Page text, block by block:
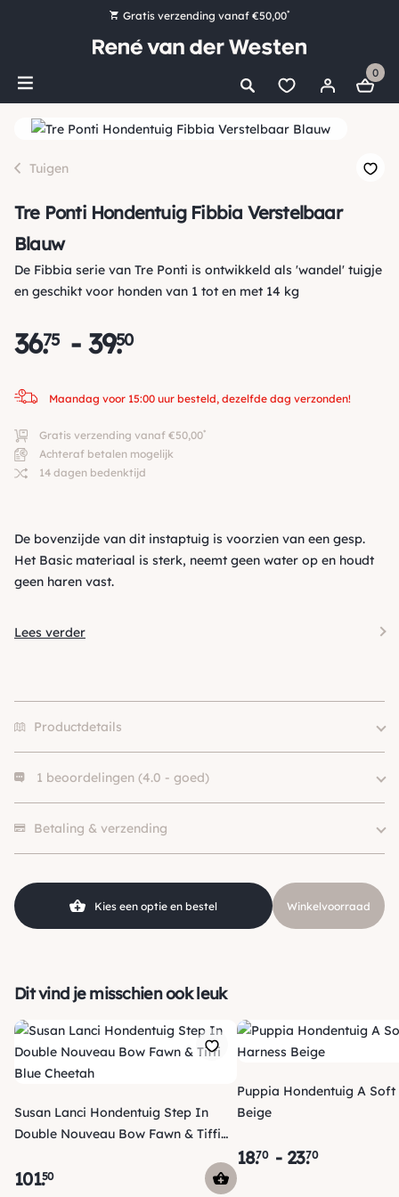
Gratis verzending vanaf €50,00*
Bestel nu, betaal later met Klarna
Ruim 16.000 artikelen op voorraad
0
Tuigen
Tre Ponti Hondentuig Fibbia Verstelbaar
Blauw
De Fibbia serie van Tre Ponti is ontwikkeld als 'wandel' tuigje
en geschikt voor honden van 1 tot en met 14 kg
36.
75 - 39.
50
Maandag voor 15:00 uur besteld, dezelfde dag verzonden!
Gratis verzending vanaf €50,00*
Achteraf betalen mogelijk
14 dagen bedenktijd
De bovenzijde van dit instaptuig is voorzien van een gesp.
Het Basic materiaal is sterk, neemt geen water op en houdt
geen haren vast.
Lees verder
Productdetails
Merk
Tre Ponti
Size
1, 1.5, 2, 2.5, 3, 4, 3.5
Kleur
Hondgrootte
1 beoordelingen (4.0 - goed)
Betaling & verzending
Kies een optie en bestel Winkelvoorraad
Dit vind je misschien ook leuk
Susan Lanci Hondentuig Step In
Double Nouveau Bow Fawn & Tiffi
101.50
Puppia Hondentuig A Soft
Beige
18.70 - 23.70